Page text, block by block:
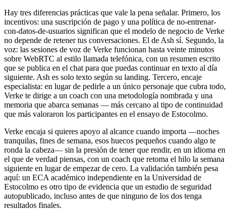
Hay tres diferencias prácticas que vale la pena señalar. Primero, los
incentivos: una suscripción de pago y una política de no-entrenar-
con-datos-de-usuarios significan que el modelo de negocio de Verke
no depende de retener tus conversaciones. El de Ash sí. Segundo, la
voz: las sesiones de voz de Verke funcionan hasta veinte minutos
sobre WebRTC al estilo llamada telefónica, con un resumen escrito
que se publica en el chat para que puedas continuar en texto al día
siguiente. Ash es solo texto según su landing. Tercero, encaje
especialista: en lugar de pedirle a un único personaje que cubra todo,
Verke te dirige a un coach con una metodología nombrada y una
memoria que abarca semanas — más cercano al tipo de continuidad
que más valoraron los participantes en el ensayo de Estocolmo.
Verke encaja si quieres apoyo al alcance cuando importa —noches
tranquilas, fines de semana, esos huecos pequeños cuando algo te
ronda la cabeza— sin la presión de tener que rendir, en un idioma en
el que de verdad piensas, con un coach que retoma el hilo la semana
siguiente en lugar de empezar de cero. La validación también pesa
aquí: un ECA académico independiente en la Universidad de
Estocolmo es otro tipo de evidencia que un estudio de seguridad
autopublicado, incluso antes de que ninguno de los dos tenga
resultados finales.